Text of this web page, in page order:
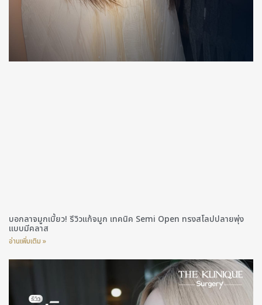
บอกลาจมูกเบี้ยว! รีวิวแก้จมูก เทคนิค Semi Open ทรงสโลปปลายพุ่ง
แบบมีคลาส
อ่านเพิ่มเติม »